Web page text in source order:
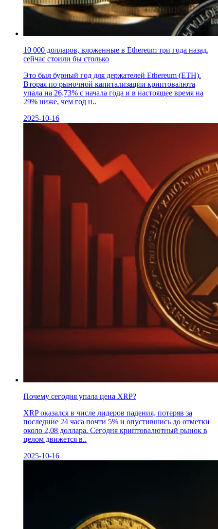
10 000 долларов, вложенные в Ethereum три года назад,
сейчас стоили бы столько
Это был бурный год для держателей Ethereum (ETH).
Вторая по рыночной капитализации криптовалюта
упала на 26,73% с начала года и в настоящее время на
29% ниже, чем год н..
2025-10-16
Почему сегодня упала цена XRP?
XRP оказался в числе лидеров падения, потеряв за
последние 24 часа почти 5% и опустившись до отметки
около 2,08 доллара. Сегодня криптовалютный рынок в
целом движется в..
2025-10-16